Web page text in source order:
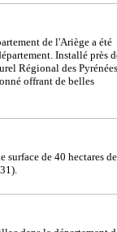
de l'Ariège a été
Installé près
Régional des Pyrénées
offrant de belles
surface de 40 hectares de